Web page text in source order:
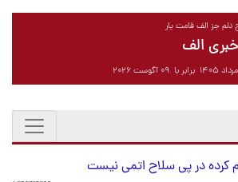
جز الف قامت یار
الف
کرده در پی سلاح اتمی نیست